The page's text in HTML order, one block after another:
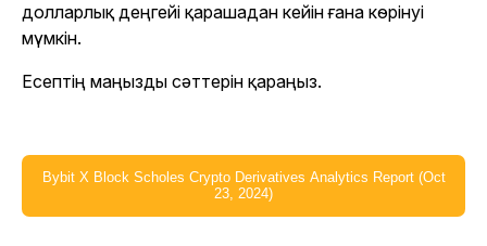
долларлық деңгейі қарашадан кейін ғана көрінуі
мүмкін.
Есептің маңызды сәттерін қараңыз.
Bybit X Block Scholes Crypto Derivatives Analytics Report (Oct
23, 2024)